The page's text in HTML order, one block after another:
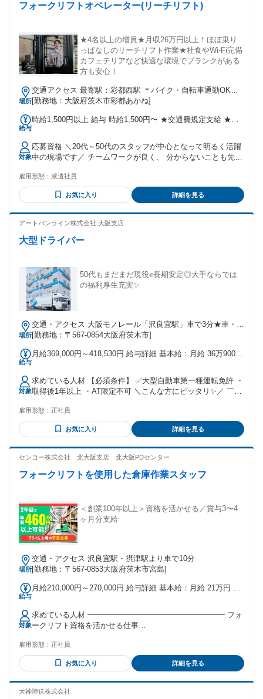
フォークリフトオペレーター(リーチリフト)
★4名以上の増員★月収26万円以上！ほぼ乗り
っぱなしのリーチリフト作業★社食やWi-Fi完備
カフェテリアなど快適な環境でブランクがある
方も安心！
場所
交通アクセス 最寄駅：彩都西駅 ＊バイク・自転車通勤OK！
＊車通勤も相談可能ですので、 面接時にお気軽にお声がけく
[勤務地：大阪府茨木市彩都あかね]
給与
時給1,500円以上 給与 時給1,500円〜 ★交通費規定支給 ★残
す。
対象
応募資格 ＼20代～50代のスタッフが中心となって明るく活躍
中の現場です／ チームワークが良く、 分からないことも先輩
ークリフト運転技能講習修了証（リフト免許）をお持ちの方
■学歴・職歴は一切問いません。 ■実務未経験・ブランクがあ
る方も大歓迎です！ ＜こんな方なら大活躍＆スグに馴染めま
安定した収入を得たい方 ・体力を消耗するハードな手作業が
など、自分らしいおしゃれを尊重できる職場でのびのび働き
雇用形態： 派遣社員
お気に入り 詳細を見る
アートバンライン株式会社 大阪支店
大型ドライバー
50代もまだまだ現役✊長期安定◎大手ならでは
の福利厚生充実✨
場所
交通・アクセス 大阪モノレール「沢良宜駅」車で3分★車・バ
イク通勤OK★無料駐車場あり
[勤務地：〒567-0854大阪府茨木市]
給与
月給369,000円～418,530円 給与詳細 基本給：月給 36万9000
で支払われる通勤・皆勤・家族手当金額：あり 全員に一律で
支払われるその他手当金額：なし ※上記金額には 業績給と残
業手当を含んでいます。 *【各種手当あり】* ￣￣￣￣￣￣￣
￣￣ ✅地域手当／2万9000円 ✅車格手当／10t：3万円 ✅家族
で、 ｜5,000円～最大30,000円まで支給‼ ✅休日出勤手当／日
数分支給
対象
求めている人材 【必須条件】 ✅大型自動車第一種運転免許 ・
取得後1年以上 ・AT限定不可 ＼こんな方にピッタリ✨／ ￣￣
コツコツ・モクモク作業が好きな方 ・安全運転を心がけられ
る方 ・体を動かす仕事が好きな方 ・一人の時間も大切にした
い方 ・責任感を持って仕事に取り組める方 ・地元で腰を据え
◆年齢不問 ◆未経験者歓迎 ◆子育て世代歓迎 ◆ブランクOK
な経験を活かせます！》 運転手、大型ドライバー、配送 トラ
雇用形態： 正社員
お気に入り 詳細を見る
センコー株式会社 北大阪支店 北大阪PDセンター
フォークリフトを使用した倉庫作業スタッフ
＜創業100年以上＞資格を活かせる／賞与3〜4
ヶ月分支給
場所
交通・アクセス 沢良宜駅・摂津駅より車で10分
[勤務地：〒567-0853大阪府茨木市宮島]
給与
月給210,000円～270,000円 給与詳細 基本給：月給 21万円 〜
れる通勤・皆勤・家族手当金額：なし 全員に一律で支払われ
るその他手当金額：なし ※経験・能力を考慮して決定します
※残業代は別途全額支給します
対象
求めている人材 ━━━━━━━━━━━━━━━━━━ フォ
ークリフト資格を活かせる仕事
クリフト資格をお持ちの方 実務経験の年数は問いません！ ブ
ランクがある方もOKです◎ 学歴や年齢ではなく、 仕事に向
き合う姿勢や人柄を 大切にしています✨ 現在は20～40代の男
数いますので 安心して始められますよ◎
雇用形態： 正社員
お気に入り 詳細を見る
大神陸送株式会社